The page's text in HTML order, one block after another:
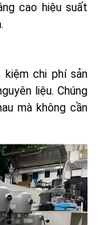
cao hiệu suất
chi phí sản
liệu. Chúng
mà không cần